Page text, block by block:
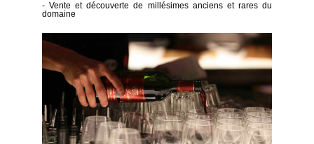
- Vente et découverte de millésimes anciens et rares du
domaine